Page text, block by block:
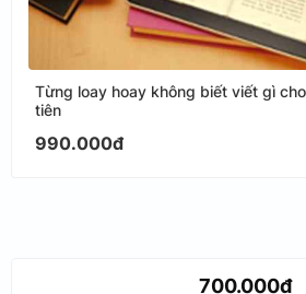
Từng loay hoay không biết viết gì
tiên
990.000đ
700.000đ